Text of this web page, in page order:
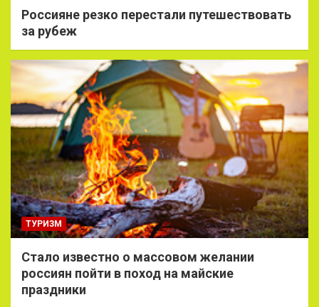
Россияне резко перестали путешествовать
за рубеж
ТУРИЗМ
Стало известно о массовом желании
россиян пойти в поход на майские
праздники